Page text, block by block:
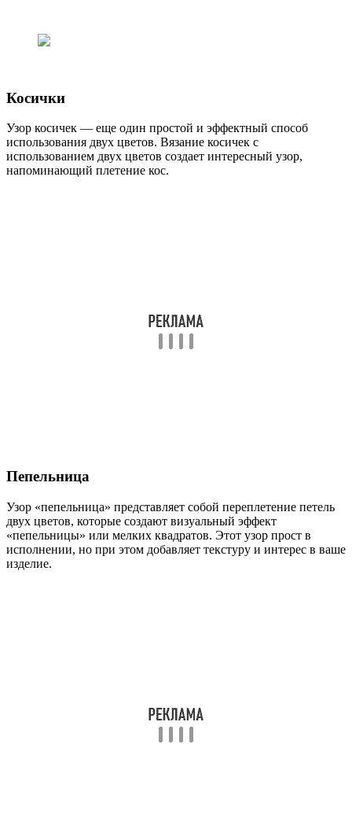
Косички
Узор косичек — еще один простой и эффектный способ
использования двух цветов. Вязание косичек с
использованием двух цветов создает интересный узор,
напоминающий плетение кос.
Пепельница
Узор «пепельница» представляет собой переплетение петель
двух цветов, которые создают визуальный эффект
«пепельницы» или мелких квадратов. Этот узор прост в
исполнении, но при этом добавляет текстуру и интерес в ваше
изделие.